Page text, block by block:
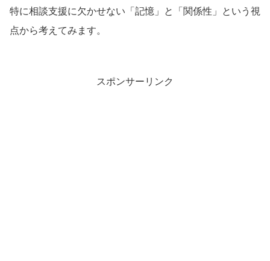
特に相談支援に欠かせない「記憶」と「関係性」という視
点から考えてみます。
スポンサーリンク